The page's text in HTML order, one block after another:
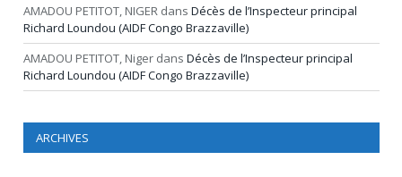
AMADOU PETITOT, NIGER dans Décès de l’Inspecteur principal
Richard Loundou (AIDF Congo Brazzaville)
AMADOU PETITOT, Niger dans Décès de l’Inspecteur principal
Richard Loundou (AIDF Congo Brazzaville)
ARCHIVES